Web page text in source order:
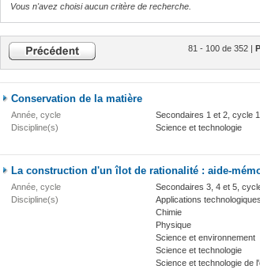
Vous n'avez choisi aucun critère de recherche.
81 - 100 de 352 |
Conservation de la matière
Année, cycle
Secondaires 1 et 2, cycle 1
Discipline(s)
Science et technologie
La construction d'un îlot de rationalité : aide-
Année, cycle
Secondaires 3, 4 et 5,
Discipline(s)
Applications
Chimie
Physique
Science et environnement
Science et technologie
Science et technologie de